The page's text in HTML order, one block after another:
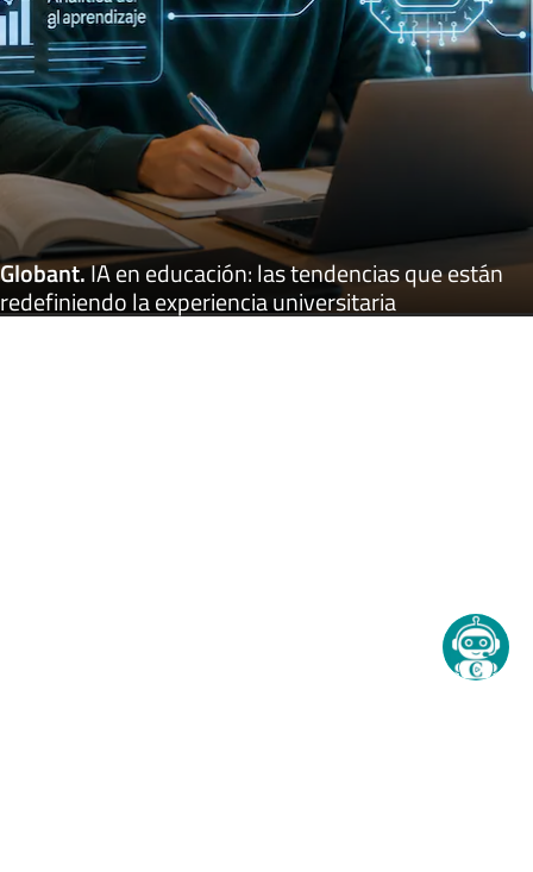
Globant.IA en educación: las tendencias que están
redefiniendo la experiencia universitaria